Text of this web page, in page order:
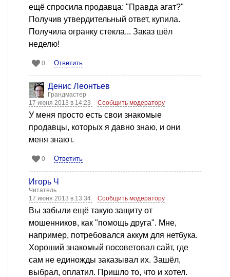
ещё спросила продавца: "Правда агат?"
Получив утвердительный ответ, купила.
Получила огранку стекла... Заказ шёл
неделю!
0 Ответить
Денис Леонтьев
Грандмастер
17 июня 2013 в 14:23
Сообщить модератору
У меня просто есть свои знакомые
продавцы, которых я давно знаю, и они
меня знают.
0 Ответить
Игорь Ч
Читатель
17 июня 2013 в 13:34
Сообщить модератору
Вы забыли ещё такую защиту от
мошенников, как "помощь друга". Мне,
например, потребовался аккум для нетбука.
Хороший знакомый посоветовал сайт, где
сам не единожды заказывал их. Зашёл,
выбрал, оплатил. Пришло то, что и хотел.